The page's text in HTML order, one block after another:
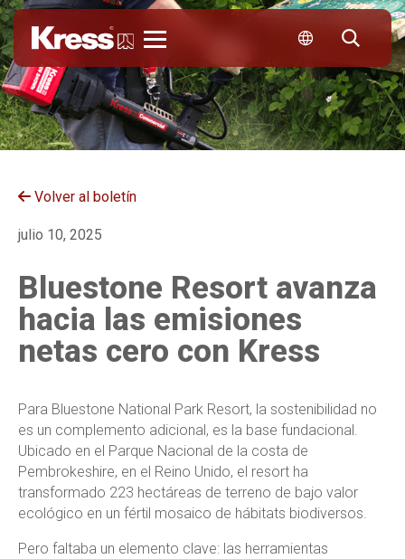
Volver al boletín
julio 10, 2025
Bluestone Resort avanza
hacia las emisiones
netas cero con Kress
Para Bluestone National Park Resort, la sostenibilidad no
es un complemento adicional, es la base fundacional.
Ubicado en el Parque Nacional de la costa de
Pembrokeshire, en el Reino Unido, el resort ha
transformado 223 hectáreas de terreno de bajo valor
ecológico en un fértil mosaico de hábitats biodiversos.
Pero faltaba un elemento clave: las herramientas